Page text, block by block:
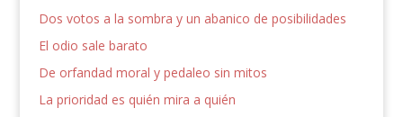
Dos votos a la sombra y un abanico de posibilidades
El odio sale barato
De orfandad moral y pedaleo sin mitos
La prioridad es quién mira a quién